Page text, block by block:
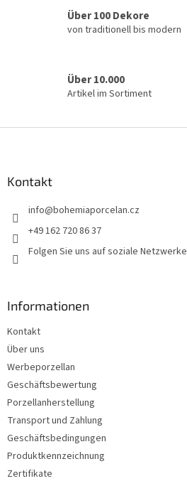
d
e
Über 100 Dekore
von traditionell bis modern
Über 10.000
Artikel im Sortiment
Kontakt
info@bohemiaporcelan.cz
+49 162 720 86 37
Folgen Sie uns auf soziale Netzwerke
Informationen
Kontakt
Über uns
Werbeporzellan
Geschäftsbewertung
Porzellanherstellung
Transport und Zahlung
Geschäftsbedingungen
Produktkennzeichnung
Zertifikate